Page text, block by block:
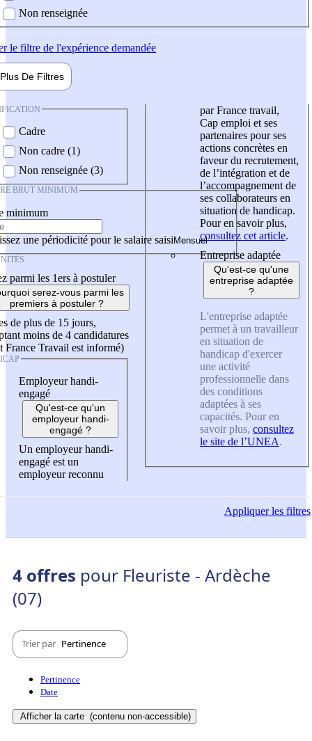
Non renseignée
le filtre de l'expérience demandée
Plus De Filtres
Cadre
Non cadre (1)
Non renseignée (3)
BRUT MINIMUM
minimum
une périodicité pour le salaire saisi
parmi les 1ers à postuler
serez-vous parmi les
premiers à postuler ?
de plus de 15 jours,
moins de 4 candidatures
France Travail est informé)
Employeur handi-
engagé
Qu'est-ce qu'un
employeur handi-
engagé ?
Un employeur handi-
engagé est un
employeur reconnu
par France travail,
Cap emploi et ses
partenaires pour ses
actions concrètes en
faveur du recrutement,
de l’intégration et de
l’accompagnement de
ses collaborateurs en
situation de handicap.
Pour en savoir plus,
consultez cet article.
Entreprise adaptée
Qu'est-ce qu'une
entreprise adaptée
?
L'entreprise adaptée
permet à un travailleur
en situation de
handicap d'exercer
une activité
professionnelle dans
des conditions
adaptées à ses
capacités. Pour en
savoir plus, consultez
le site de l’UNEA.
Appliquerles filtres
4 offres pour Fleuriste - Ardèche
(07)
Trier par Pertinence
Pertinence
Date
Afficher la carte (contenu non-accessible)